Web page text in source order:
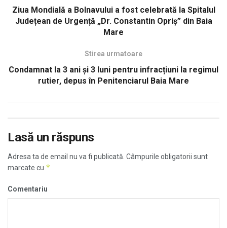
Ziua Mondială a Bolnavului a fost celebrată la Spitalul
Județean de Urgență „Dr. Constantin Opriș” din Baia
Mare
Stirea urmatoare
Condamnat la 3 ani și 3 luni pentru infracțiuni la regimul
rutier, depus în Penitenciarul Baia Mare
Lasă un răspuns
Adresa ta de email nu va fi publicată. Câmpurile obligatorii sunt
marcate cu *
Comentariu